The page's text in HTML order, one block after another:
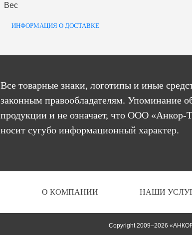
Вес
ИНФОРМАЦИЯ О ДОСТАВКЕ
Все товарные знаки, логотипы и иные
законным правообладателям. Упоминание
продукции и не означает, что ООО «Анкор-
носит сугубо информационный характер.
О КОМПАНИИ НАШИ
Copyright 2009–2026